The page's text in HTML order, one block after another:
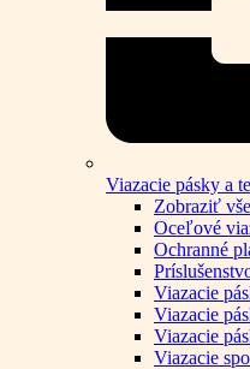
Viazacie pásky a
Zobraziť
Oceľové
Ochranné
Viazacie
Viazacie
Viazacie
Viazacie